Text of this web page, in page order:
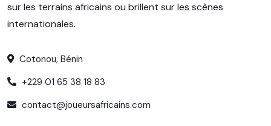
sur les terrains africains ou brillent sur les scènes
internationales.
Cotonou, Bénin
+229 01 65 38 18 83
contact@joueursafricains.com